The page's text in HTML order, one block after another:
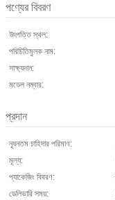
পণ্যের বিবরণ
উৎপত্তি স্থল:
পরিচিতিমুলক নাম:
সাক্ষ্যদান:
মডেল নম্বার:
প্রদান
ন্যূনতম চাহিদার পরিমাণ:
মূল্য:
প্যাকেজিং বিবরণ:
ডেলিভারি সময়: